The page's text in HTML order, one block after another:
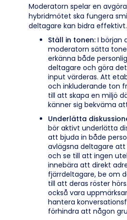
Moderatorn spelar en
hybridmötet ska fungera
deltagare kan bidra effektivt.
Ställ in tonen: I början
moderatorn sätta
erkänna både
deltagare och göra
input värderas. Att
och inkluderande ton
till att skapa en miljö
känner sig bekväma
Underlätta
bör aktivt underlätta
att bjuda in både
avlägsna deltagare
och se till att ingen
innebära att direkt
fjärrdeltagare, be om
till att deras röster
också vara
hantera
förhindra att någon